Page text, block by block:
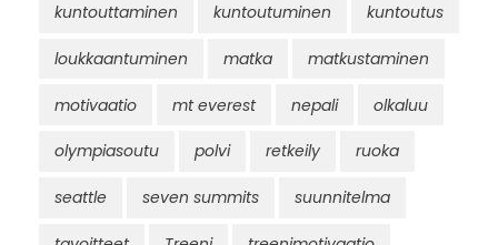
kuntouttaminen kuntoutuminen kuntoutus
loukkaantuminen matka matkustaminen
motivaatio mt everest nepali olkaluu
olympiasoutu polvi retkeily ruoka
seattle seven summits suunnitelma